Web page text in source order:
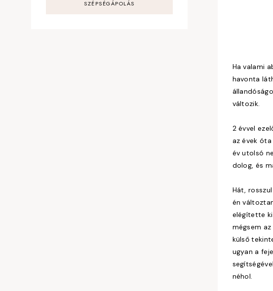
Ha valami
havonta
változik.
2 évvel
az évek
év utolsó
dolog, és
Hát,
én
elégítette
mégsem
külső
ugyan a
néhol.
SZÉPSÉGÁPOLÁS